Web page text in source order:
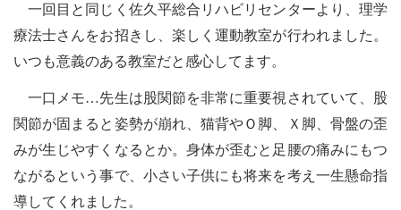
一回目と同じく佐久平総合リハビリセンターより、理学
療法士さんをお招きし、楽しく運動教室が行われました。
いつも意義のある教室だと感心してます。
一口メモ…先生は股関節を非常に重要視されていて、股
関節が固まると姿勢が崩れ、猫背やＯ脚、Ｘ脚、骨盤の歪
みが生じやすくなるとか。身体が歪むと足腰の痛みにもつ
ながるという事で、小さい子供にも将来を考え一生懸命指
導してくれました。